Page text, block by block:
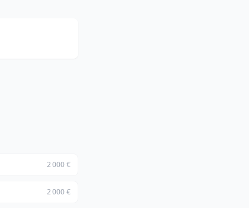
2 000 €
2 000 €